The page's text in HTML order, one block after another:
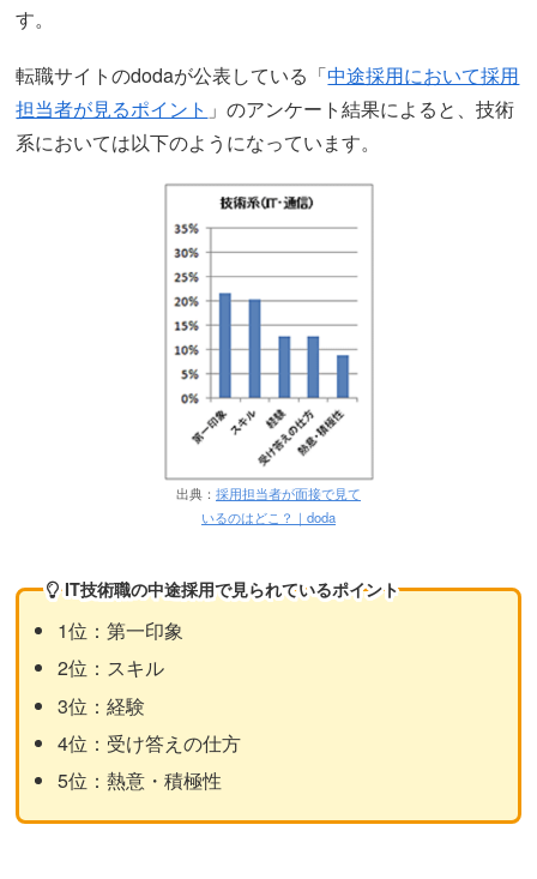
す。
転職サイトのdodaが公表している「中途採用において採用
担当者が見るポイント 」のアンケート結果によると、技術
系においては以下のようになっています。
出典： 採用担当者が面接で見て
いるのはどこ？｜doda
IT技術職の中途採用で見られているポイント
1位：第一印象
2位：スキル
3位：経験
4位：受け答えの仕方
5位：熱意・積極性